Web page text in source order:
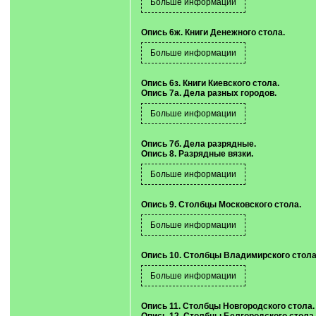
Опись 6ж. Книги Денежного стола.
Опись 6з. Книги Киевского стола.
Опись 7а. Дела разных городов.
Опись 7б. Дела разрядные.
Опись 8. Разрядные вязки.
Опись 9. Столбцы Московского стола.
Опись 10. Столбцы Владимирского
Опись 11. Столбцы Новгородского стола.